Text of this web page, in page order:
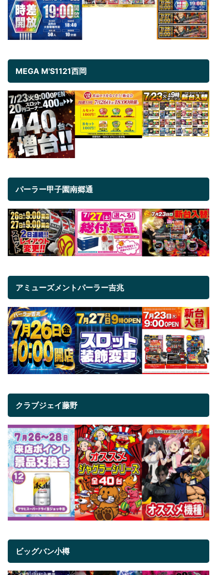
MEGA M'S1121西岡
パーラー甲子園南郷通
アミューズメントパーラー吉兆
クラブジェイ藤野
ビッグバン小樽